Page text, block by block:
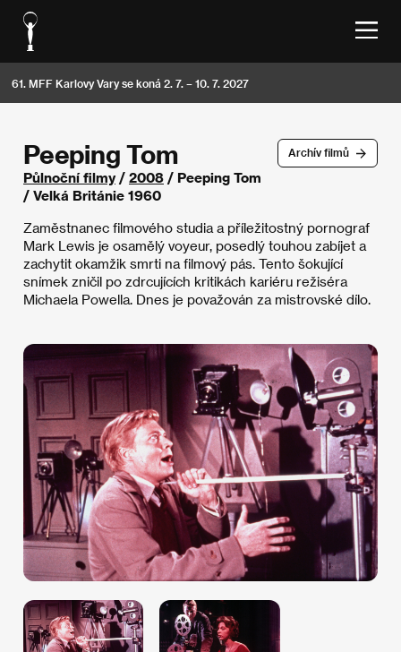
61. MFF Karlovy Vary se koná 2. 7. – 10. 7. 2027
Archív filmů
Peeping Tom
Půlnoční filmy/ 2008 / Peeping Tom
/ Velká Británie 1960
Zaměstnanec filmového studia a příležitostný pornograf
Mark Lewis je osamělý voyeur, posedlý touhou zabíjet a
zachytit okamžik smrti na filmový pás. Tento šokující
snímek zničil po zdrcujících kritikách kariéru režiséra
Michaela Powella. Dnes je považován za mistrovské dílo.